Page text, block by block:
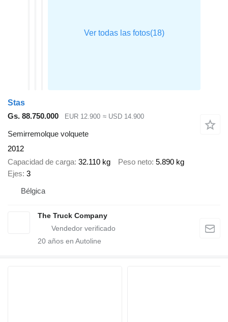
Stas
Gs. 88.750.000
EUR 12.900 ≈ USD 14.900
Semirremolque volquete
2012
Capacidad de carga 32.110 kg Peso neto 5.890 kg
Ejes 3
Bélgica
The Truck Company
20 años en Autoline